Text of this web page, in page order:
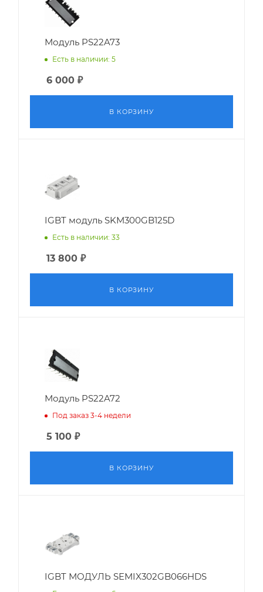
Модуль PS22A73
Есть в наличии: 5
6 000 ₽
В КОРЗИНУ
IGBT модуль SKM300GB125D
Есть в наличии: 33
13 800 ₽
В КОРЗИНУ
Модуль PS22A72
Под заказ 3-4 недели
5 100 ₽
В КОРЗИНУ
IGBT МОДУЛЬ SEMIX302GB066HDS